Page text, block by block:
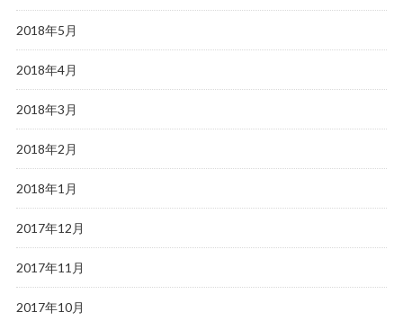
2018年5月
2018年4月
2018年3月
2018年2月
2018年1月
2017年12月
2017年11月
2017年10月